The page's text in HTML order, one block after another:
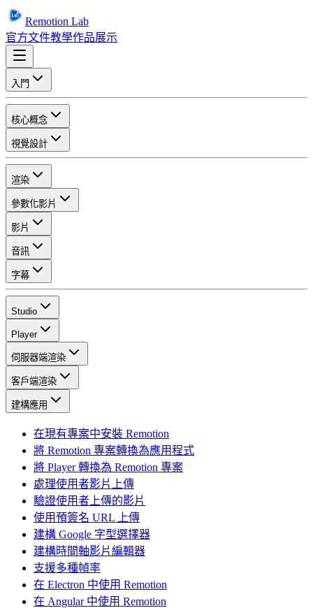
Remotion Lab
官方文件教學作品展示
入門
核心概念
視覺設計
渲染
參數化影片
影片
音訊
字幕
Studio
Player
伺服器端渲染
客戶端渲染
建構應用
在現有專案中安裝 Remotion
將 Remotion 專案轉換為應用程式
將 Player 轉換為 Remotion 專案
處理使用者影片上傳
驗證使用者上傳的影片
使用預簽名 URL 上傳
建構 Google 字型選擇器
建構時間軸影片編輯器
支援多種幀率
在 Electron 中使用 Remotion
在 Angular 中使用 Remotion